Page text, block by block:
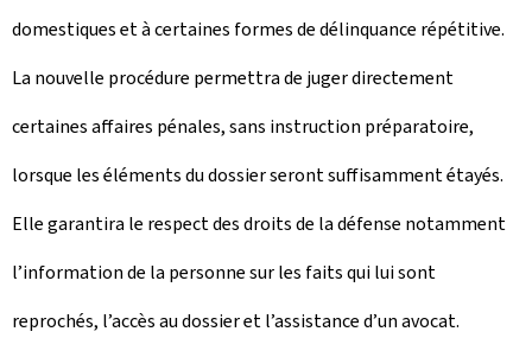
domestiques et à certaines formes de délinquance répétitive.
La nouvelle procédure permettra de juger directement
certaines affaires pénales, sans instruction préparatoire,
lorsque les éléments du dossier seront suffisamment étayés.
Elle garantira le respect des droits de la défense notamment
l’information de la personne sur les faits qui lui sont
reprochés, l’accès au dossier et l’assistance d’un avocat.